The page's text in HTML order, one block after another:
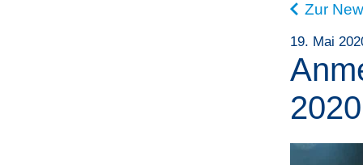
Zur
19. Mai
2020